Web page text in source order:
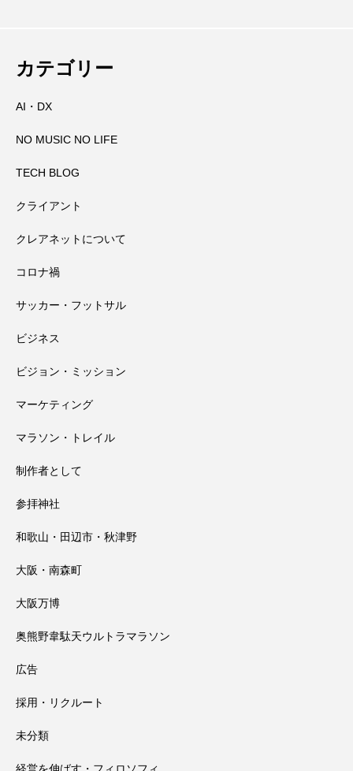
2026.08.04
2026.08.01
カテゴリー
AI・DX
NO MUSIC NO LIFE
TECH BLOG
クライアント
クレアネットについて
コロナ禍
サッカー・フットサル
ビジネス
ビジョン・ミッション
マーケティング
マラソン・トレイル
制作者として
参拝神社
和歌山・田辺市・秋津野
大阪・南森町
大阪万博
奥熊野韋駄天ウルトラマラソン
広告
採用・リクルート
未分類